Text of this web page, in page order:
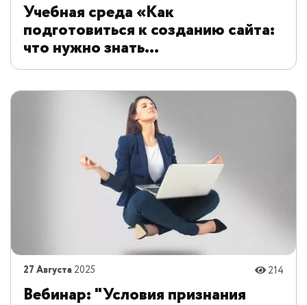
Учебная среда «Как
подготовиться к созданию сайта:
что нужно знать
предпринимателю»
27 Августа 2025 214
Вебинар: "Условия признания